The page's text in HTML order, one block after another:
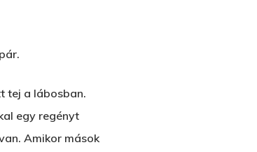
tej a lábosban.
egy regényt
Amikor mások